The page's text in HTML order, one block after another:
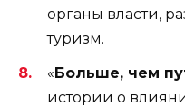
органы власти,
туризм.
«Больше, чем
истории о